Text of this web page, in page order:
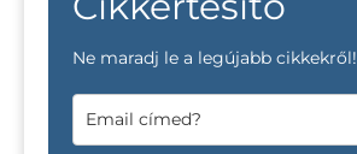
Ne maradj le a legújabb cikkekről!